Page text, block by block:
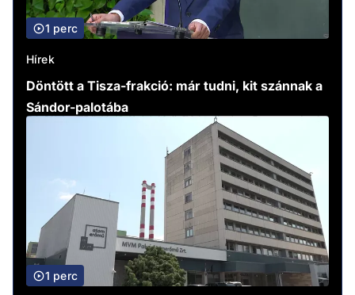
1 perc
Hírek
Döntött a Tisza-frakció: már tudni, kit szánnak a
Sándor-palotába
1 perc